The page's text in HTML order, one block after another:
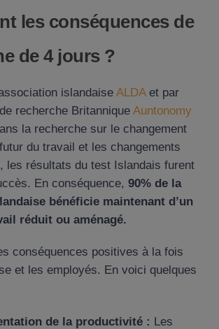
les conséquences de
de 4 jours ?
islandaise ALDAet par
recherche Britannique Auntonomy
la recherche sur le changement
du travail et les changements
les résultats du test Islandais furent
En conséquence, 90% de la
bénéficie maintenant d’un
réduit ou aménagé.
conséquences positives à la fois
et les employés. En voici quelques
de la productivité : Les